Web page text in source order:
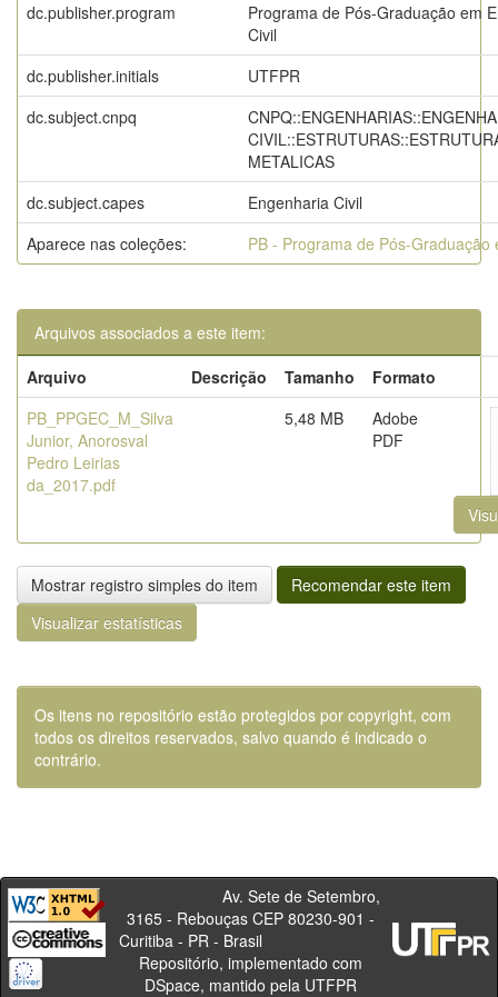
dc.publisher.program
Programa de Pós-Graduação em
Civil
dc.publisher.initials
UTFPR
dc.subject.cnpq
METALICAS
dc.subject.capes
Engenharia Civil
Aparece nas coleções:
PB - Programa de Pós-Graduação
Arquivos associados a este item:
Arquivo
Descrição Tamanho
Formato
PB_PPGEC_M_Silva
Junior, Anorosval
Pedro Leirias
da_2017.pdf
5,48 MB
Adobe
PDF
Mostrar registro simples do item
Recomendar este item
Visualizar estatísticas
Os itens no repositório estão protegidos por copyright, com
todos os direitos reservados, salvo quando é indicado o
contrário.
Av. Sete de Setembro,
3165 - Rebouças CEP 80230-901 -
Curitiba - PR - Brasil
Repositório, implementado com
DSpace, mantido pela UTFPR